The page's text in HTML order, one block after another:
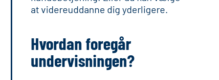
at videreuddanne dig yderligere.
Hvordan foregår
undervisningen?